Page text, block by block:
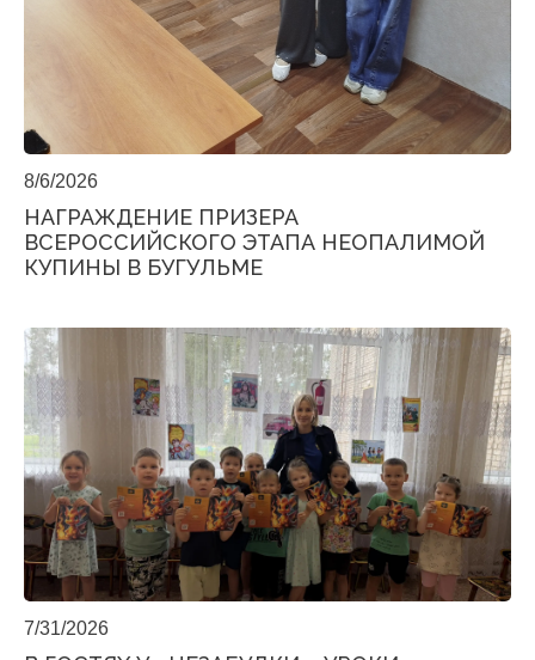
8/6/2026
НАГРАЖДЕНИЕ ПРИЗЕРА
ВСЕРОССИЙСКОГО ЭТАПА НЕОПАЛИМОЙ
КУПИНЫ В БУГУЛЬМЕ
7/31/2026